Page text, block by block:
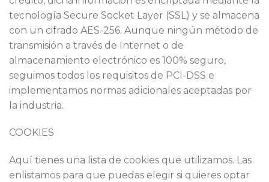
tecnología Secure Socket Layer (SSL) y se almacena
con un cifrado AES-256. Aunque ningún método de
transmisión a través de Internet o de
almacenamiento electrónico es 100% seguro,
seguimos todos los requisitos de PCI-DSS e
implementamos normas adicionales aceptadas por
la industria.
COOKIES
Aquí tienes una lista de cookies que utilizamos. Las
enlistamos para que puedas elegir si quieres optar